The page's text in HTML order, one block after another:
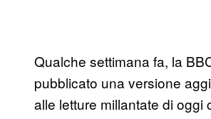
Qualche settimana fa, la
pubblicato una versione
alle letture millantate di oggi